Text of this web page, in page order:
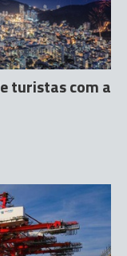
turistas com a